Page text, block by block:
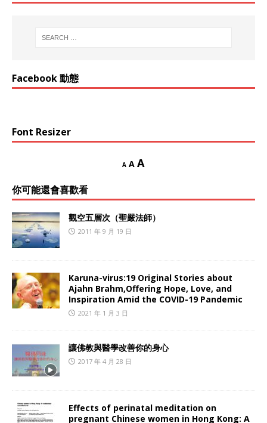
Facebook 動態
Font Resizer
A A A
你可能還會喜歡看
觀空五層次（聖嚴法師）
2011 年 9 月 19 日
Karuna-virus:19 Original Stories about
Ajahn Brahm,Offering Hope, Love, and
Inspiration Amid the COVID-19 Pandemic
2021 年 1 月 3 日
讓佛教與醫學改善你的身心
2017 年 4 月 28 日
Effects of perinatal meditation on
pregnant Chinese women in Hong Kong: A